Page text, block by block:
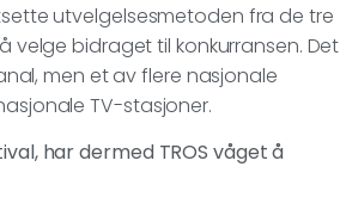
utvelgelsesmetoden fra de tre
velge bidraget til konkurransen. Det
men et av flere nasjonale
TV-stasjoner.
har dermed TROS våget å